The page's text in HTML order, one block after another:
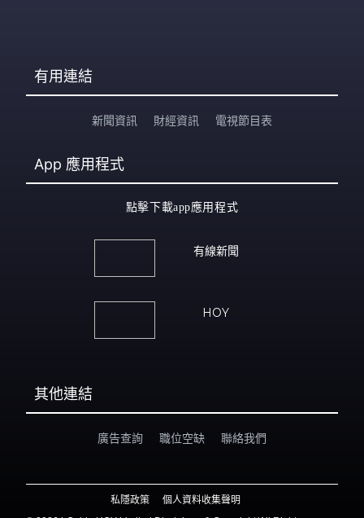
有用連結
新聞資訊 財經資訊 電視節目表
App 應用程式
點擊下載app應用程式
有線新聞
HOY
其他連結
廣告查詢 職位空缺 聯絡我們
私隱政策
個人資料收集聲明